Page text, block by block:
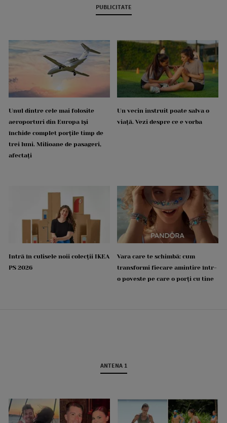
PUBLICITATE
Unul dintre cele mai folosite
aeroporturi din Europa își
închide complet porțile timp de
trei luni. Milioane de pasageri,
afectați
Un vecin instruit poate salva o
viață. Vezi despre ce e vorba
Intră în culisele noii colecții IKEA
PS 2026
Vara care te schimbă: cum
transformi fiecare amintire într-
o poveste pe care o porți cu tine
ANTENA 1